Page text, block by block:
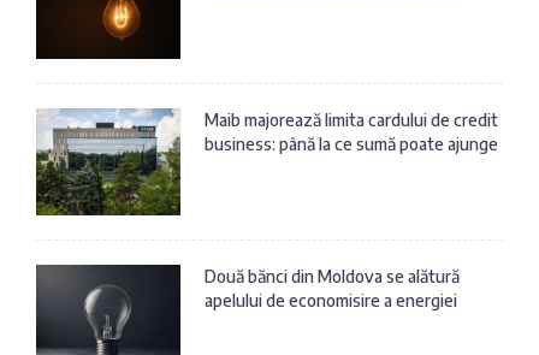
Maib majorează limita cardului de credit
business: până la ce sumă poate ajunge
Două bănci din Moldova se alătură
apelului de economisire a energiei